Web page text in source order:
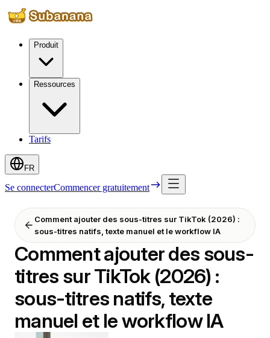
Produit
Ressources
Tarifs
FR
Se connecterCommencer gratuitement
Comment ajouter des sous-titres sur TikTok (2026) :
sous-titres natifs, texte manuel et le workflow IA
Comment ajouter des sous-
titres sur TikTok (2026) :
sous-titres natifs, texte
manuel et le workflow IA